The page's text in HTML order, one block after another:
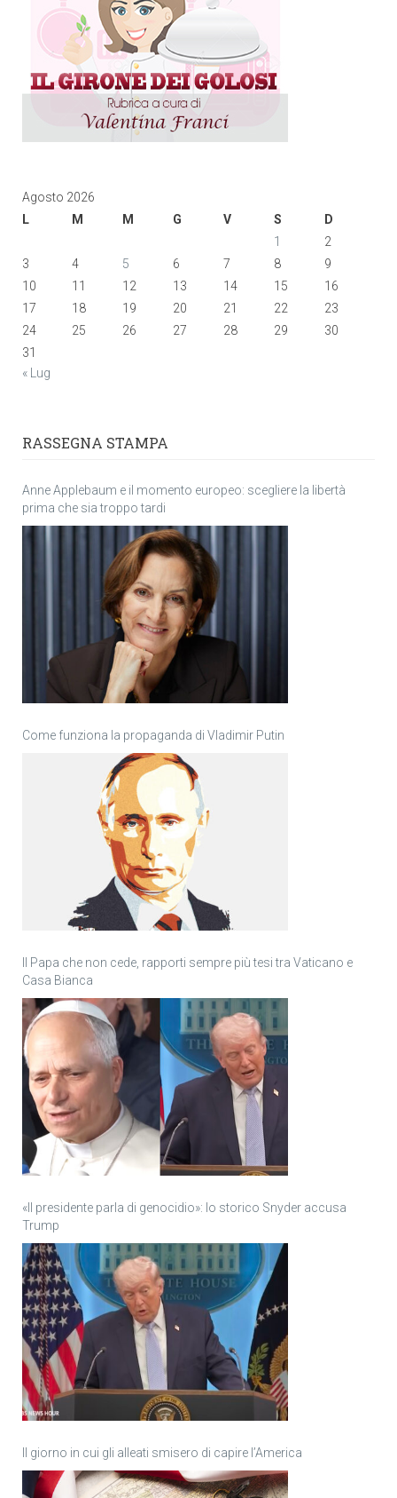
Agosto 2026
L
M M G V S
D
1
2
3
4 5 6 7 8
9
10
11 12 13 14 15
16
17
18 19 20 21 22
23
24
25 26 27 28 29
30
31
« Lug
RASSEGNA STAMPA
Anne Applebaum e il momento europeo: scegliere la libertà
prima che sia troppo tardi
Come funziona la propaganda di Vladimir Putin
Il Papa che non cede, rapporti sempre più tesi tra Vaticano e
Casa Bianca
«Il presidente parla di genocidio»: lo storico Snyder accusa
Trump
Il giorno in cui gli alleati smisero di capire l’America